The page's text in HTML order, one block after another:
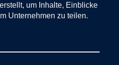
um Inhalte, Einblicke
Unternehmen zu teilen.